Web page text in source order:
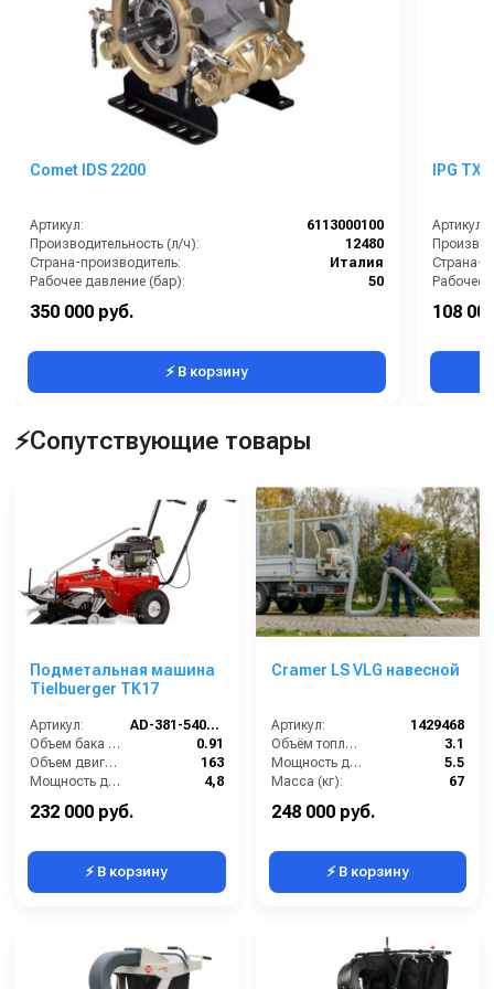
мусора на территории парков, садов, автостоянок, торговых
площадок, стадионов и на любом открытом пространстве, где
скапливаются листья, солома, бутылки, банки, гравий.
Колёсный пылесос способен проводить очистку ровной
поверхности без бугров и ям; допускается небольшой уклон.
Comet IDS 2200
Артикул:
6113000100
Производительность (л/ч):
12480
Страна-производитель:
Италия
Рабочее давление (бар):
50
Мощность (кВт):
Масса (кг):
350 000 руб.
⚡ В корзину
IPG TX
Артикул:
Страна-
Рабочее
108
⚡Сопутствующие товары
Подметальная машина
Tielbuerger TK17
Артикул:
AD-381-540TS
Объем бака (л):
0.91
Объем двигателя (см3):
163
Мощность двигателя (лс):
4,8
232 000 руб.
⚡ В корзину
Cramer LS VLG навесной
Артикул:
1429468
Объём топливного бака (л):
3.1
Мощность двигателя (лс):
5.5
Масса (кг):
67
248 000 руб.
⚡ В корзину